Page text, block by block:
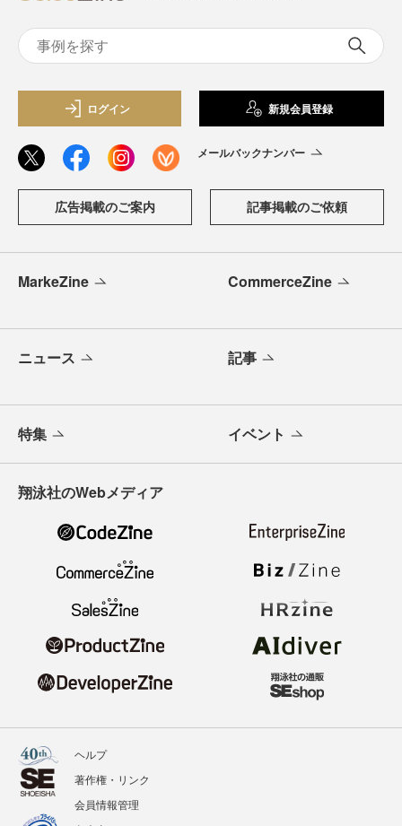
ログイン 新規会員登録
メールバックナンバー
広告掲載のご案内 記事掲載のご依頼
MarkeZine CommerceZine
ニュース 記事
特集 イベント
翔泳社のWebメディア
ヘルプ
著作権・リンク
会員情報管理